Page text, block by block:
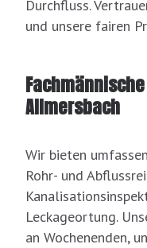
Durchfluss.
und unsere fairen
Allmersbach
Wir bieten
Rohr- und
Leckageortung.
an Wochenenden,